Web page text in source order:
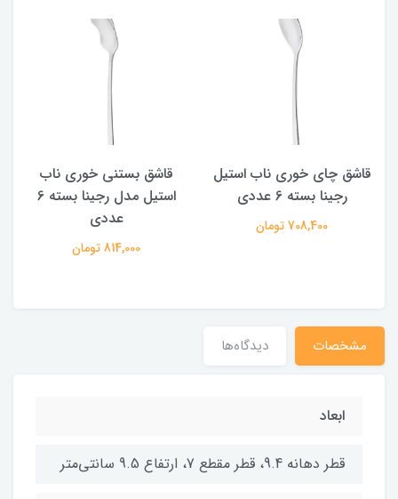
قاشق چای خوری ناب استیل
رجینا بسته 6 عددی
708,400 تومان
قاشق بستنی خوری ناب
استیل مدل رجینا بسته 6
عددی
814,000 تومان
مشخصات دیدگاه‌ها
ابعاد
قطر دهانه 9.4، قطر مقطع 7، ارتفاع 9.5 سانتی‌متر